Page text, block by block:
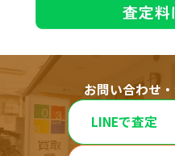
お問い合わせ
LINEで査定